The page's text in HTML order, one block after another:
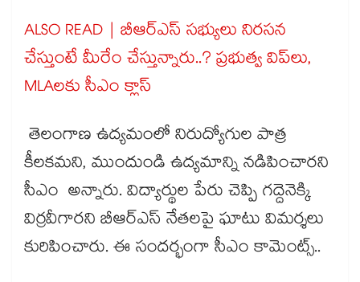
ALSO READ | బీఆర్ఎస్ సభ్యులు నిరసన
చేస్తుంటే మీరేం చేస్తున్నారు..? ప్రభుత్వ విప్⁭లు,
MLAలకు సీఎం క్లాస్
తెలంగాణ ఉద్యమంలో నిరుద్యోగుల పాత్ర
కీలకమని, ముందుండి ఉద్యమాన్ని నడిపించారని
సీఎం అన్నారు. విద్యార్థుల పేరు చెప్పి గద్దెనెక్కి
విర్రవీగారని బీఆర్ఎస్ నేతలపై ఘాటు విమర్శలు
కురిపించారు. ఈ సందర్భంగా సీఎం కామెంట్స్..